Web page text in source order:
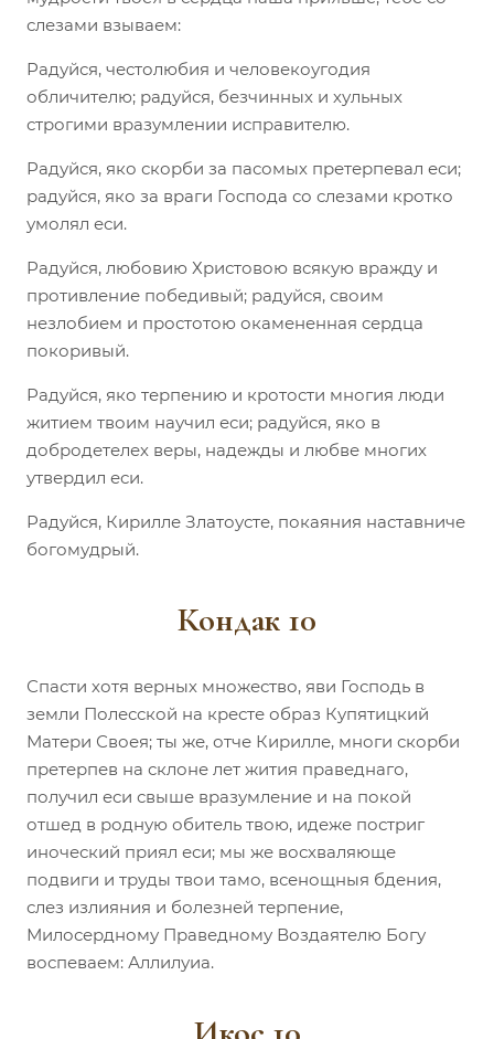
слезами взываем:
Радуйся, честолюбия и человекоугодия
обличителю; радуйся, безчинных и хульных
строгими вразумлении исправителю.
Радуйся, яко скорби за пасомых претерпевал еси;
радуйся, яко за враги Господа со слезами кротко
умолял еси.
Радуйся, любовию Христовою всякую вражду и
противление победивый; радуйся, своим
незлобием и простотою окамененная сердца
покоривый.
Радуйся, яко терпению и кротости многия люди
житием твоим научил еси; радуйся, яко в
добродетелех веры, надежды и любве многих
утвердил еси.
Радуйся, Кирилле Златоусте, покаяния наставниче
богомудрый.
Кондак 10
Спасти хотя верных множество, яви Господь в
земли Полесской на кресте образ Купятицкий
Матери Своея; ты же, отче Кирилле, многи скорби
претерпев на склоне лет жития праведнаго,
получил еси свыше вразумление и на покой
отшед в родную обитель твою, идеже постриг
иноческий приял еси; мы же восхваляюще
подвиги и труды твои тамо, всенощныя бдения,
слез излияния и болезней терпение,
Милосердному Праведному Воздаятелю Богу
воспеваем: Аллилуиа.